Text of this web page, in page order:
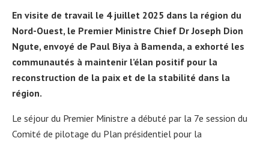
En visite de travail le 4 juillet 2025 dans la région du
Nord-Ouest, le Premier Ministre Chief Dr Joseph Dion
Ngute, envoyé de Paul Biya à Bamenda, a exhorté les
communautés à maintenir l’élan positif pour la
reconstruction de la paix et de la stabilité dans la
région.
Le séjour du Premier Ministre a débuté par la 7e session du
Comité de pilotage du Plan présidentiel pour la